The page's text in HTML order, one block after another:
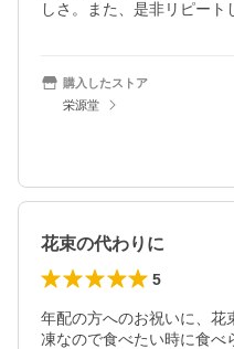
しさ。また、是非リピート
購入したストア
栄源堂
花束の代わりに
5
年配の方へのお祝いに、花
凍なので食べたい時に食べ